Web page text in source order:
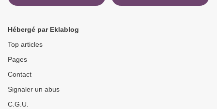
Hébergé par Eklablog
Top articles
Pages
Contact
Signaler un abus
C.G.U.